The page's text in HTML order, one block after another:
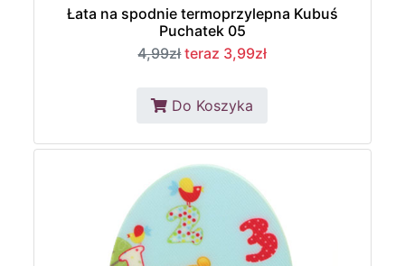
Łata na spodnie termoprzylepna Kubuś
Puchatek 05
4,99zł teraz 3,99zł
Do Koszyka